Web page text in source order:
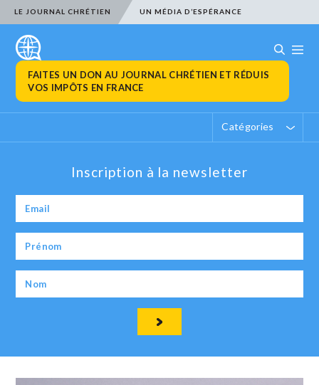
LE JOURNAL CHRÉTIEN UN MÉDIA D’ESPÉRANCE
FAITES UN DON AU JOURNAL CHRÉTIEN ET RÉDUIS
VOS IMPÔTS EN FRANCE
Catégories
Inscription à la newsletter